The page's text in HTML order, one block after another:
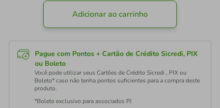
Adicionar ao carrinho
Pague com Pontos + Cartão de Crédito Sicredi, PIX
ou Boleto
Você pode utilizar seus Cartões de Crédito Sicredi , PIX ou
Boleto* caso não tenha pontos suficientes para a compra deste
produto.
*Boleto exclusivo para associados PJ